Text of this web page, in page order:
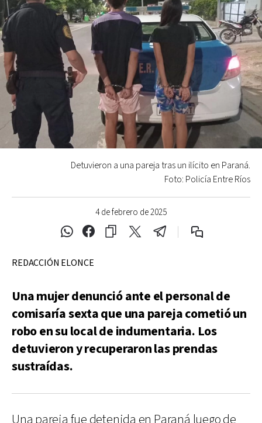
4 de febrero de 2025
Detuvieron a una pareja tras un ilícito en Paraná.
Foto: Policía Entre Ríos
REDACCIÓN ELONCE
Una mujer denunció ante el personal de
comisaría sexta que una pareja cometió un
robo en su local de indumentaria. Los
detuvieron y recuperaron las prendas
sustraídas.
Una pareja fue detenida en Paraná luego de